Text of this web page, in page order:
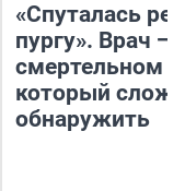
«Спуталась
пургу». Врач —
смертельном
который
обнаружить